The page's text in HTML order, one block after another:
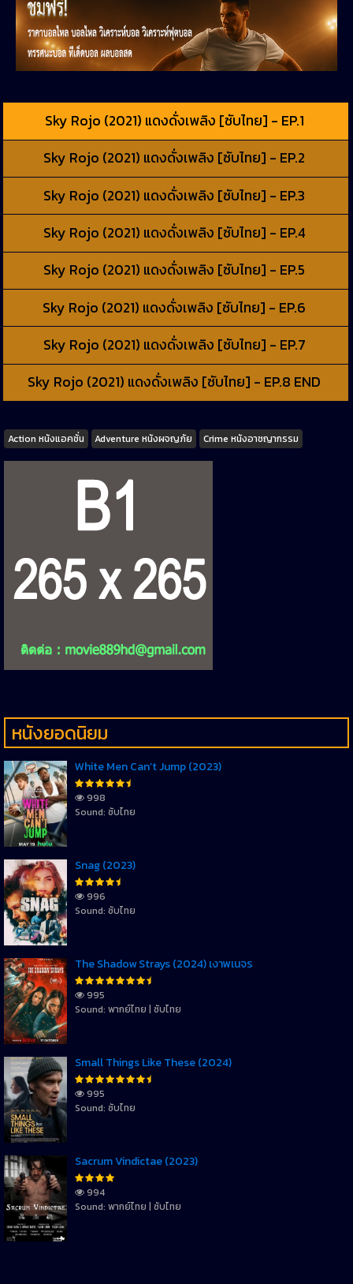
Sky Rojo (2021) แดงดั่งเพลิง [ซับไทย] - EP.1
Sky Rojo (2021) แดงดั่งเพลิง [ซับไทย] - EP.2
Sky Rojo (2021) แดงดั่งเพลิง [ซับไทย] - EP.3
Sky Rojo (2021) แดงดั่งเพลิง [ซับไทย] - EP.4
Sky Rojo (2021) แดงดั่งเพลิง [ซับไทย] - EP.5
Sky Rojo (2021) แดงดั่งเพลิง [ซับไทย] - EP.6
Sky Rojo (2021) แดงดั่งเพลิง [ซับไทย] - EP.7
Sky Rojo (2021) แดงดั่งเพลิง [ซับไทย] - EP.8 END
Tags
Action หนังแอคชั่น Adventure หนังผจญภัย Crime หนังอาชญากรรม
หนังยอดนิยม
White Men Can’t Jump (2023)
998
Sound: ซับไทย
Snag (2023)
996
Sound: ซับไทย
The Shadow Strays (2024) เงาพเนจร
995
Sound: พากย์ไทย | ซับไทย
Small Things Like These (2024)
995
Sound: ซับไทย
Sacrum Vindictae (2023)
994
Sound: พากย์ไทย | ซับไทย